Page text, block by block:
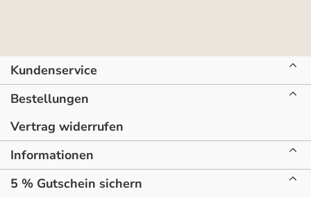
Kundenservice
Bestellungen
Vertrag widerrufen
Informationen
5 % Gutschein sichern